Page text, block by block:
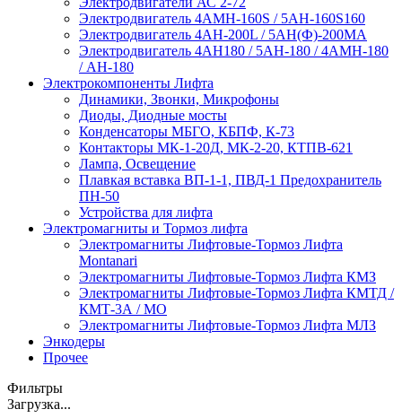
Электродвигатель 4АМН-160S / 5АН-160S160
Электродвигатель 4АН-200L / 5АН(Ф)-200МА
Электродвигатель 4АН180 / 5АН-180 / 4АМН-180
/ АН-180
Электрокомпоненты Лифта
Динамики, Звонки, Микрофоны
Диоды, Диодные мосты
Конденсаторы МБГО, КБПФ, К-73
Контакторы МК-1-20Д, МК-2-20, КТПВ-621
Лампа, Освещение
Плавкая вставка ВП-1-1, ПВД-1 Предохранитель
ПН-50
Устройства для лифта
Электромагниты и Тормоз лифта
Электромагниты Лифтовые-Тормоз Лифта
Montanari
Электромагниты Лифтовые-Тормоз Лифта КМЗ
Электромагниты Лифтовые-Тормоз Лифта КМТД /
КМТ-3А / МО
Электромагниты Лифтовые-Тормоз Лифта МЛЗ
Энкодеры
Прочее
Фильтры
Загрузка...